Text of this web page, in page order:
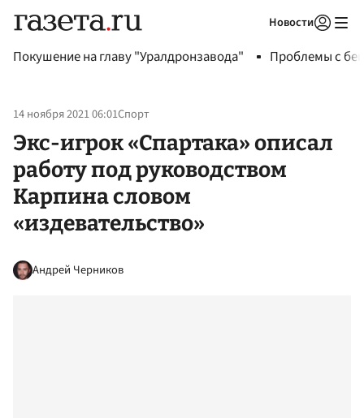
Новости
Покушение на главу "Уралдронзавода" Проблемы с
14 ноября 2021 06:01Спорт
Экс-игрок «Спартака» описал
работу под руководством
Карпина словом
«издевательство»
Андрей Черников